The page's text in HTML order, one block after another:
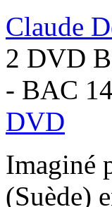
Claude
2 DVD
- BAC
DVD
Imaginé
(Suède)